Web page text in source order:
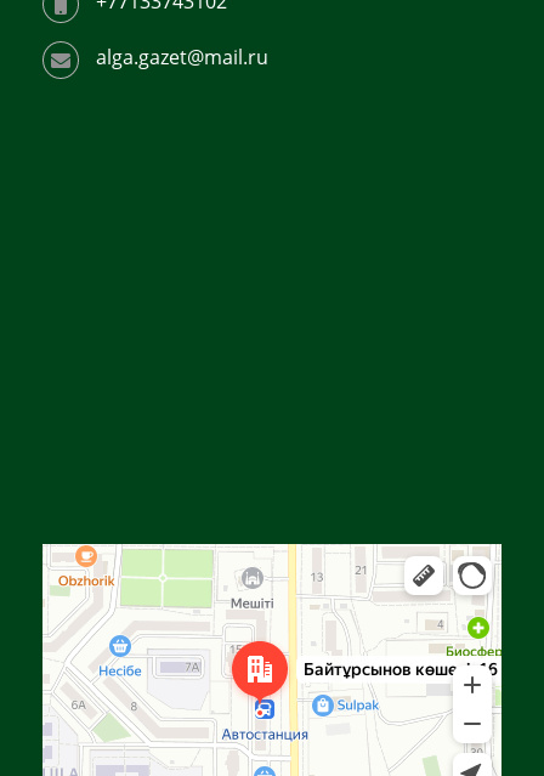
alga.gazet@mail.ru
Улица Байтурсынова, 16 — Яндекс Карты